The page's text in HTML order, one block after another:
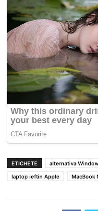
ETICHETE alternativa
laptop ieftin Apple
MacBook